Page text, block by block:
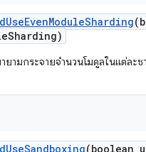
UseEvenModuleSharding
Sharding)
ยามกระจายจำนวนโมดูลในแต่ละ
UseSandboxing(boolean